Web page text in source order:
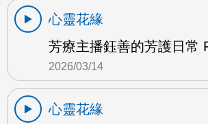
心靈花緣
芳療主播鈺善的芳護日常
2026/03/14
心靈花緣